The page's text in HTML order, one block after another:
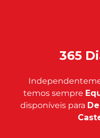
365
temos sempre
disponíveis para